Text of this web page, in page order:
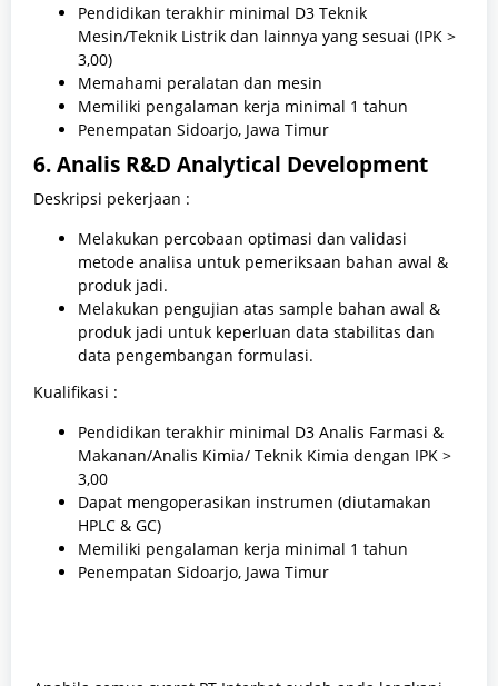
Pendidikan terakhir minimal D3 Teknik
Mesin/Teknik Listrik dan lainnya yang sesuai (IPK >
3,00)
Memahami peralatan dan mesin
Memiliki pengalaman kerja minimal 1 tahun
Penempatan Sidoarjo, Jawa Timur
6. Analis R&D Analytical Development
Deskripsi pekerjaan :
Melakukan percobaan optimasi dan validasi
metode analisa untuk pemeriksaan bahan awal &
produk jadi.
Melakukan pengujian atas sample bahan awal &
produk jadi untuk keperluan data stabilitas dan
data pengembangan formulasi.
Kualifikasi :
Pendidikan terakhir minimal D3 Analis Farmasi &
Makanan/Analis Kimia/ Teknik Kimia dengan IPK >
3,00
Dapat mengoperasikan instrumen (diutamakan
HPLC & GC)
Memiliki pengalaman kerja minimal 1 tahun
Penempatan Sidoarjo, Jawa Timur